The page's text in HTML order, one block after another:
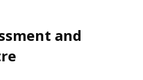
and